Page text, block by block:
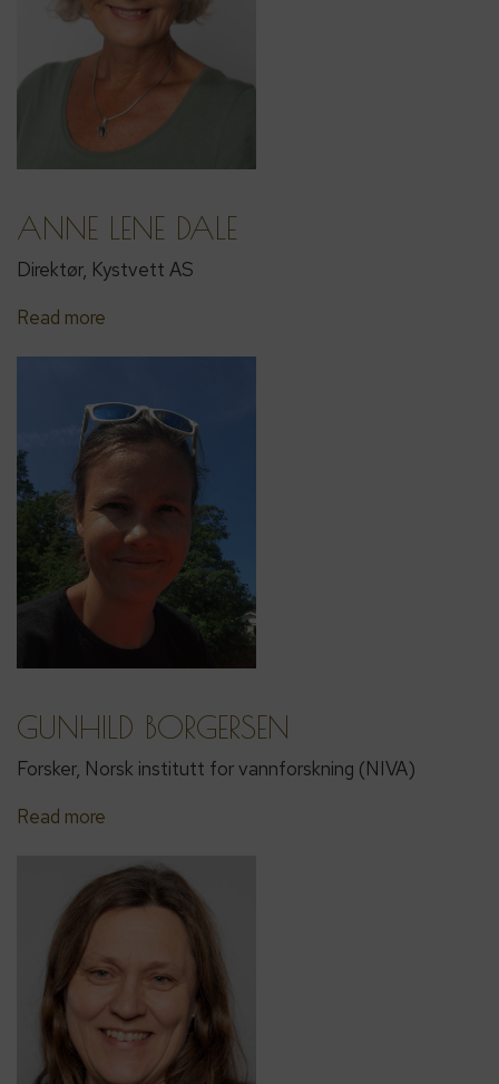
ANNE LENE DALE
Direktør, Kystvett AS
Read more
GUNHILD BORGERSEN
Forsker, Norsk institutt for vannforskning (NIVA)
Read more